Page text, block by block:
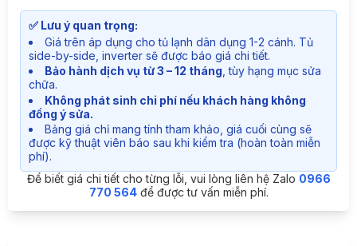
✅ Lưu ý quan trọng:
Giá trên áp dụng cho tủ lạnh dân dụng 1-2 cánh. Tủ
side-by-side, inverter sẽ được báo giá chi tiết.
Bảo hành dịch vụ từ 3 – 12 tháng , tùy hạng mục sửa
chữa.
Không phát sinh chi phí nếu khách hàng không
đồng ý sửa.
Bảng giá chỉ mang tính tham khảo, giá cuối cùng sẽ
được kỹ thuật viên báo sau khi kiểm tra (hoàn toàn miễn
phí).
Để biết giá chi tiết cho từng lỗi, vui lòng liên hệ Zalo 0966
770 564để được tư vấn miễn phí.